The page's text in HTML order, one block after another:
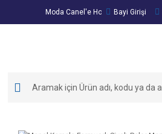
Moda Canel'e Hoşgeldiniz!
Bayi Girişi